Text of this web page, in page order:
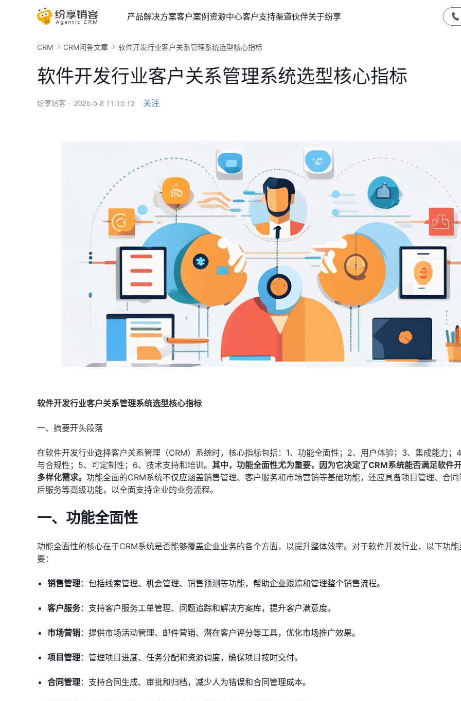
产品解决方案客户案例资源中心客户支持渠道伙伴关于纷享
CRM CRM问答文章 软件开发行业客户关系管理系统选型核心指标
软件开发行业客户关系管理系统选型核心指标
纷享销客 · 2025-5-8 11:15:13 关注
软件开发行业客户关系管理系统选型核心指标
一、摘要开头段落
在软件开发行业选择客户关系管理（CRM）系统时，核心指标包括：1、功能全面性；2、用户体验；3、集成能力；
与合规性；5、可定制性；6、技术支持和培训。 其中，功能全面性尤为重要，因为它决定了CRM系统能否满足软件
多样化需求。 功能全面的CRM系统不仅应涵盖销售管理、客户服务和市场营销等基础功能，还应具备项目管理、合
后服务等高级功能，以全面支持企业的业务流程。
一、功能全面性
功能全面性的核心在于CRM系统是否能够覆盖企业业务的各个方面，以提升整体效率。对于软件开发行业，以下功
要：
销售管理：包括线索管理、机会管理、销售预测等功能，帮助企业跟踪和管理整个销售流程。
客户服务：支持客户服务工单管理、问题追踪和解决方案库，提升客户满意度。
市场营销：提供市场活动管理、邮件营销、潜在客户评分等工具，优化市场推广效果。
项目管理：管理项目进度、任务分配和资源调度，确保项目按时交付。
合同管理：支持合同生成、审批和归档，减少人为错误和合同管理成本。